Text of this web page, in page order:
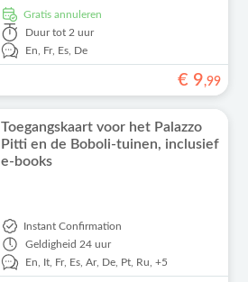
Gratis annuleren
Duur tot 2 uur
En,
Fr, Es, De
€ 9,99
Toegangskaart voor het Palazzo
Pitti en de Boboli-tuinen, inclusief
e-books
Instant Confirmation
Geldigheid 24 uur
En,
It, Fr, Es, Ar, De, Pt, Ru, +5